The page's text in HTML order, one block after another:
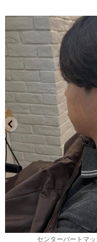
センターパートマ